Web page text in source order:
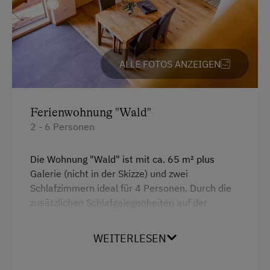
Hausgarten
Hofeigene Produkte
Obstgarten
Kinder-Ausstattung
Baby- und Kleinkinderausstattung
Kinder sind willkommen
Ausstattung der Wohneinheit
Bettwäsche vorhanden
ALLE FOTOS ANZEIGEN
Ferienwohnung "Wald"
2 - 6 Personen
Die Wohnung "Wald" ist mit ca. 65 m² plus
Galerie (nicht in der Skizze) und zwei
Schlafzimmern ideal für 4 Personen. Durch die
zusätzlichen Schlafgelegenheiten auf der
übernachten.Die Wohnung verfügt neben den
WEITERLESEN